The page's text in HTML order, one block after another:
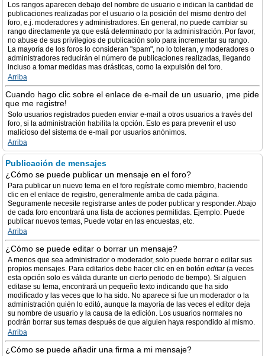
Los rangos aparecen debajo del nombre de usuario e indican la cantidad de
publicaciones realizadas por el usuario o la posición del mismo dentro del
foro, e.j. moderadores y administradores. En general, no puede cambiar su
rango directamente ya que está determinado por la administración. Por favor,
no abuse de sus privilegios de publicación solo para incrementar su rango.
La mayoría de los foros lo consideran "spam", no lo toleran, y moderadores o
administradores reducirán el número de publicaciones realizadas, llegando
incluso a tomar medidas mas drásticas, como la expulsión del foro.
Arriba
Cuando hago clic sobre el enlace de e-mail de un usuario, ¡me pide
que me registre!
Solo usuarios registrados pueden enviar e-mail a otros usuarios a través del
foro, si la administración habilita la opción. Esto es para prevenir el uso
malicioso del sistema de e-mail por usuarios anónimos.
Arriba
Publicación de mensajes
¿Cómo se puede publicar un mensaje en el foro?
Para publicar un nuevo tema en el foro regístrate como miembro, haciendo
clic en el enlace de registro, generalmente arriba de cada página.
Seguramente necesite registrarse antes de poder publicar y responder. Abajo
de cada foro encontrará una lista de acciones permitidas. Ejemplo: Puede
publicar nuevos temas, Puede votar en las encuestas, etc.
Arriba
¿Cómo se puede editar o borrar un mensaje?
A menos que sea administrador o moderador, solo puede borrar o editar sus
propios mensajes. Para editarlos debe hacer clic en en botón editar(a veces
esta opción solo es válida durante un cierto periodo de tiempo). Si alguien
editase su tema, encontrará un pequeño texto indicando que ha sido
modificado y las veces que lo ha sido. No aparece si fue un moderador o la
administración quién lo editó, aunque la mayoría de las veces el editor deja
su nombre de usuario y la causa de la edición. Los usuarios normales no
podrán borrar sus temas después de que alguien haya respondido al mismo.
Arriba
¿Cómo se puede añadir una firma a mi mensaje?